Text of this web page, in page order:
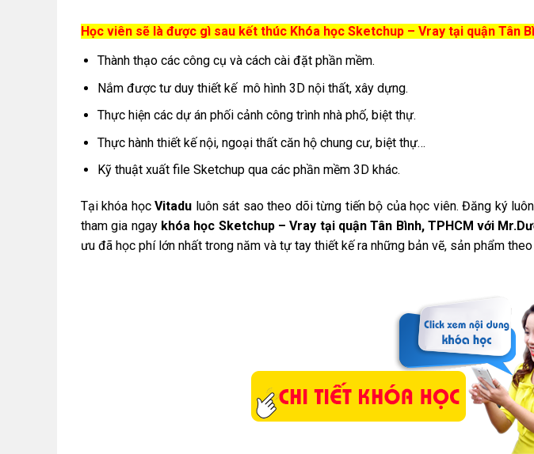
Học viên sẽ là được gì sau kết thúc Khóa học Sketchup – Vray tại quận Tân
Thành thạo các công cụ và cách cài đặt phần mềm.
Nắm được tư duy thiết kế mô hình 3D nội thất, xây dựng.
Thực hiện các dự án phối cảnh công trình nhà phố, biệt thự.
Thực hành thiết kế nội, ngoại thất căn hộ chung cư, biệt thự…
Kỹ thuật xuất file Sketchup qua các phần mềm 3D khác.
Tại khóa họcVitadu luôn sát sao theo dõi từng tiến bộ của học viên. Đăng ký
tham gia ngay khóa học Sketchup – Vray tại quận Tân Bình, TPHCM với
ưu đã học phí lớn nhất trong năm và tự tay thiết kế ra những bản vẽ, sản phẩm